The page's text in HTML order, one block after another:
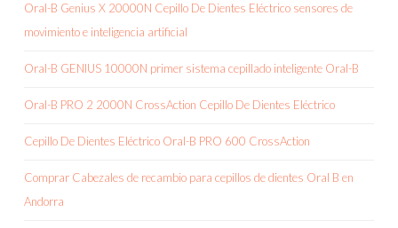
Oral-B Genius X 20000N Cepillo De Dientes Eléctrico sensores de
movimiento e inteligencia artificial
Oral-B GENIUS 10000N primer sistema cepillado inteligente Oral-B
Oral-B PRO 2 2000N CrossAction Cepillo De Dientes Eléctrico
Cepillo De Dientes Eléctrico Oral-B PRO 600 CrossAction
Comprar Cabezales de recambio para cepillos de dientes Oral B en
Andorra